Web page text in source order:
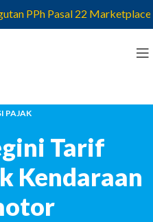
PPh Pasal 22 Marketplace,
PAJAK
Tarif
Kendaraan